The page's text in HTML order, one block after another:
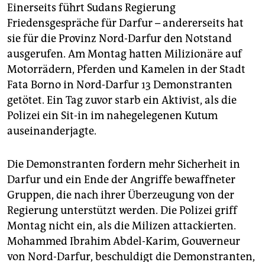
abo
genossenschaft
epaper login
Einerseits führt Sudans Regierung
Friedensgespräche für Darfur – andererseits hat
sie für die Provinz Nord-Darfur den Notstand
ausgerufen. Am Montag hatten Milizionäre auf
Motorrädern, Pferden und Kamelen in der Stadt
Fata Borno in Nord-Darfur 13 Demonstranten
getötet. Ein Tag zuvor starb ein Aktivist, als die
Polizei ein Sit-in im nahegelegenen Kutum
auseinanderjagte.
Die Demonstranten fordern mehr Sicherheit in
Darfur und ein Ende der Angriffe bewaffneter
Gruppen, die nach ihrer Überzeugung von der
Regierung unterstützt werden. Die Polizei griff
Montag nicht ein, als die Milizen attackierten.
Mohammed Ibrahim Abdel-Karim, Gouverneur
von Nord-Darfur, beschuldigt die Demonstranten,